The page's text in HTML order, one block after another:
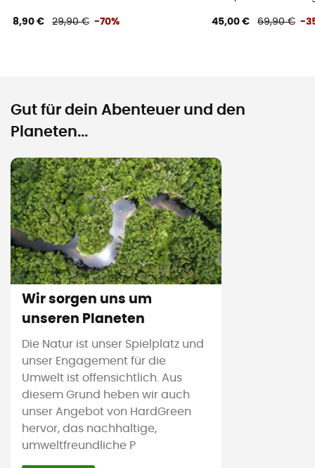
8,90 € 29,90 € -70% 45,00 € 69,90 € -
Gut für dein Abenteuer und den
Planeten...
Wir sorgen uns um
unseren Planeten
Die Natur ist unser Spielplatz und
unser Engagement für die
Umwelt ist offensichtlich. Aus
diesem Grund heben wir auch
unser Angebot von HardGreen
hervor, das nachhaltige,
umweltfreundliche P